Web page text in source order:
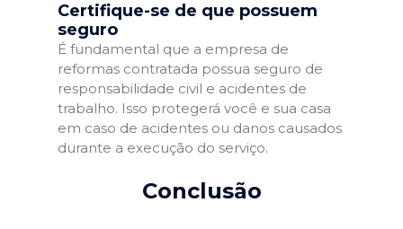
Certifique-se de que possuem
seguro
É fundamental que a empresa de
reformas contratada possua seguro de
responsabilidade civil e acidentes de
trabalho. Isso protegerá você e sua casa
em caso de acidentes ou danos causados
durante a execução do serviço.
Conclusão